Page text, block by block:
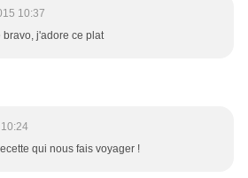
10:37
bravo, j'adore ce plat
qui nous fais voyager !